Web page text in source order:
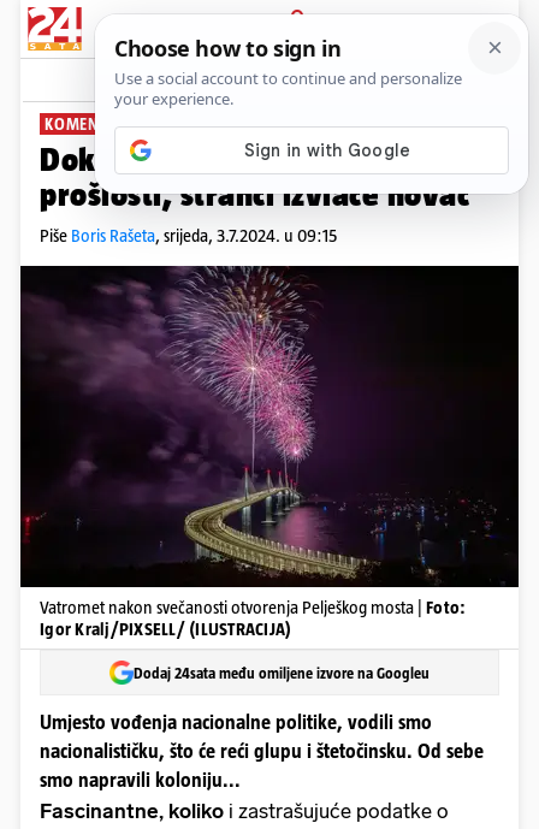
PRIJAVA
News Komentari
KOMENTIRA: BORIS RAŠETA PLUS+
Dok smo se bavili sablastima iz
prošlosti, stranci izvlače novac
Piše Boris Rašeta, srijeda, 3.7.2024. u 09:15
Vatromet nakon svečanosti otvorenja Pelješkog mosta | Foto:
Igor Kralj/PIXSELL/ (ILUSTRACIJA)
Dodaj 24sata među omiljene izvore na Googleu
Umjesto vođenja nacionalne politike, vodili smo
nacionalističku, što će reći glupu i štetočinsku. Od sebe
smo napravili koloniju...
Fascinantne, koliko i zastrašujuće podatke o